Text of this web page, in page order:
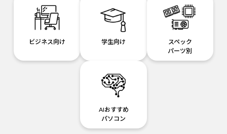
ビジネス向け 学生向け
スペック
パーツ別
AIおすすめ
パソコン